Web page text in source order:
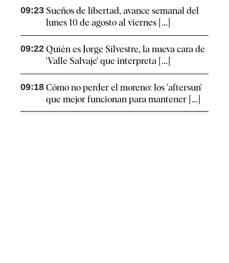
09:23 Sueños de libertad, avance semanal del
lunes 10 de agosto al viernes [...]
09:22 Quién es Jorge Silvestre, la nueva cara de
'Valle Salvaje' que interpreta [...]
09:18 Cómo no perder el moreno: los 'aftersun'
que mejor funcionan para mantener [...]